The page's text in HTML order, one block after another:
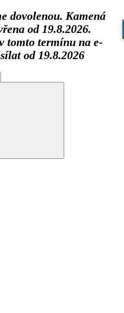
dovolenou. Kamená
od 19.8.2026.
tomto termínu na e-
od 19.8.2026